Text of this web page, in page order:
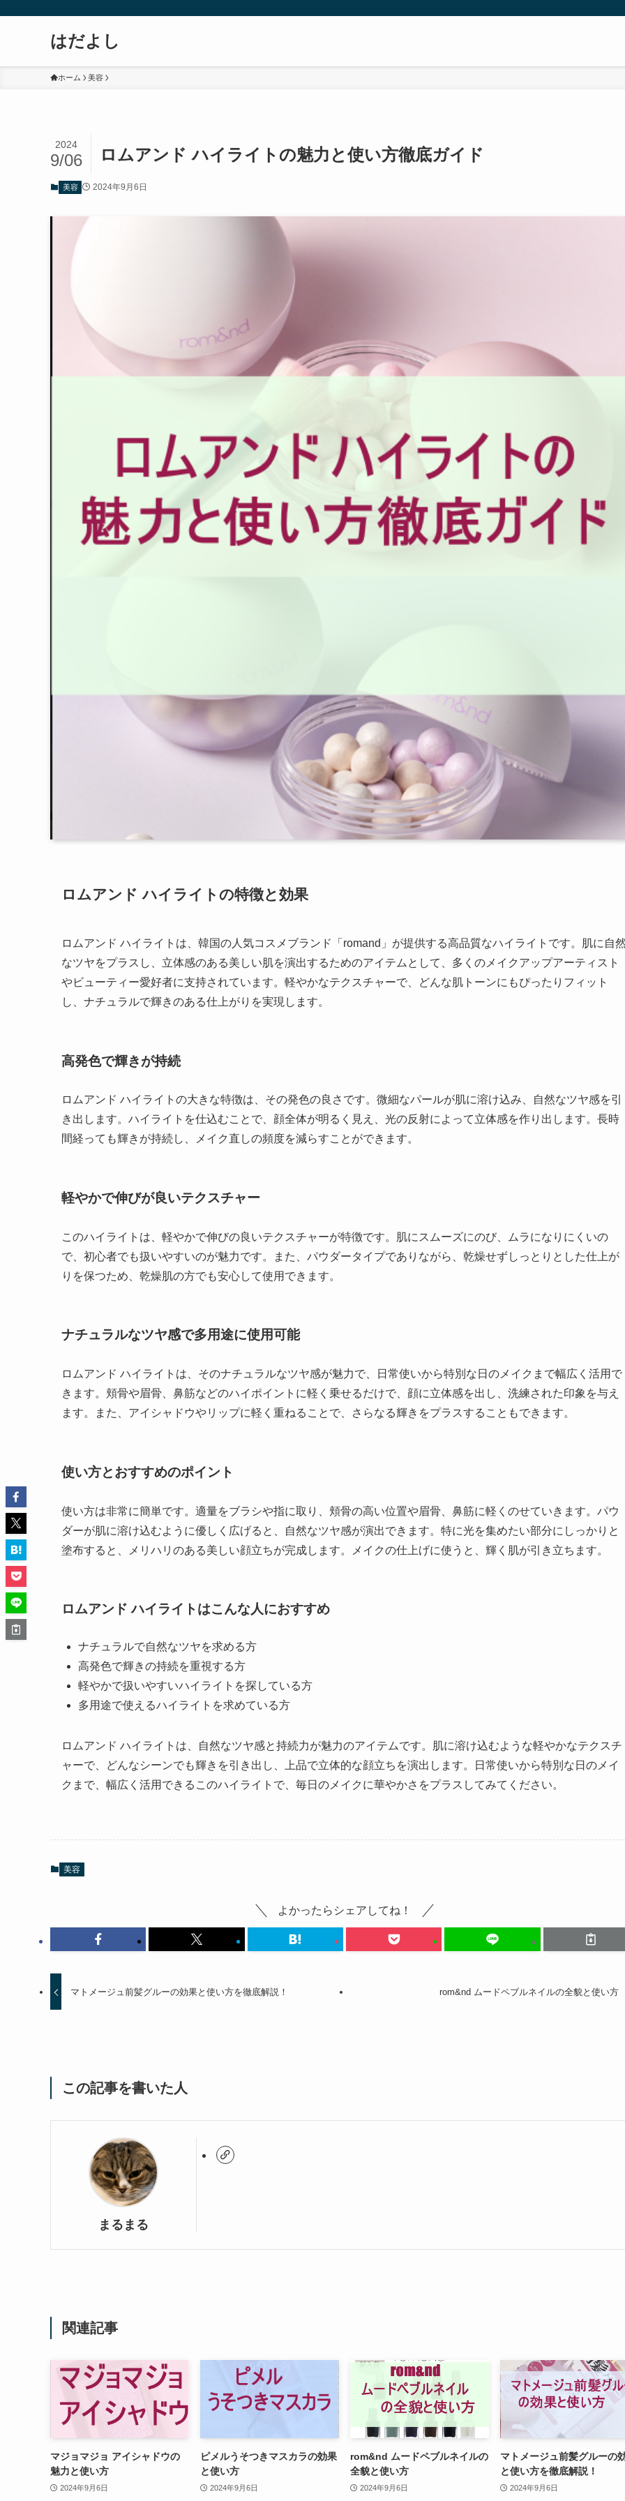
はだよし
ホーム 美容
ロムアンド ハイライトの魅力と使い方徹底ガイド
2024
9/06
美容 2024年9月6日
ロムアンド ハイライトの特徴と効果
ロムアンド ハイライトは、韓国の人気コスメブランド「romand」が提供する高品質なハイライトです。肌に自
なツヤをプラスし、立体感のある美しい肌を演出するためのアイテムとして、多くのメイクアップアーティスト
やビューティー愛好者に支持されています。軽やかなテクスチャーで、どんな肌トーンにもぴったりフィット
し、ナチュラルで輝きのある仕上がりを実現します。
高発色で輝きが持続
ロムアンド ハイライトの大きな特徴は、その発色の良さです。微細なパールが肌に溶け込み、自然なツヤ感を引
き出します。ハイライトを仕込むことで、顔全体が明るく見え、光の反射によって立体感を作り出します。長時
間経っても輝きが持続し、メイク直しの頻度を減らすことができます。
軽やかで伸びが良いテクスチャー
このハイライトは、軽やかで伸びの良いテクスチャーが特徴です。肌にスムーズにのび、ムラになりにくいの
で、初心者でも扱いやすいのが魅力です。また、パウダータイプでありながら、乾燥せずしっとりとした仕上が
りを保つため、乾燥肌の方でも安心して使用できます。
ナチュラルなツヤ感で多用途に使用可能
ロムアンド ハイライトは、そのナチュラルなツヤ感が魅力で、日常使いから特別な日のメイクまで幅広く活用で
きます。頬骨や眉骨、鼻筋などのハイポイントに軽く乗せるだけで、顔に立体感を出し、洗練された印象を与え
ます。また、アイシャドウやリップに軽く重ねることで、さらなる輝きをプラスすることもできます。
使い方とおすすめのポイント
使い方は非常に簡単です。適量をブラシや指に取り、頬骨の高い位置や眉骨、鼻筋に軽くのせていきます。パウ
ダーが肌に溶け込むように優しく広げると、自然なツヤ感が演出できます。特に光を集めたい部分にしっかりと
塗布すると、メリハリのある美しい顔立ちが完成します。メイクの仕上げに使うと、輝く肌が引き立ちます。
ロムアンド ハイライトはこんな人におすすめ
ナチュラルで自然なツヤを求める方
高発色で輝きの持続を重視する方
軽やかで扱いやすいハイライトを探している方
多用途で使えるハイライトを求めている方
ロムアンド ハイライトは、自然なツヤ感と持続力が魅力のアイテムです。肌に溶け込むような軽やかなテクスチ
ャーで、どんなシーンでも輝きを引き出し、上品で立体的な顔立ちを演出します。日常使いから特別な日のメイ
クまで、幅広く活用できるこのハイライトで、毎日のメイクに華やかさをプラスしてみてください。
美容
よかったらシェアしてね！
マトメージュ前髪グルーの効果と使い方を徹底解説！ rom&nd ムードペブルネイルの全貌と使い方
この記事を書いた人
まるまる
関連記事
マジョマジョ アイシャドウの
魅力と使い方
2024年9月6日
ピメルうそつきマスカラの効果
と使い方
2024年9月6日
rom&nd ムードペブルネイルの
全貌と使い方
2024年9月6日
マトメージュ前髪グルーの
と使い方を徹底解説！
2024年9月6日